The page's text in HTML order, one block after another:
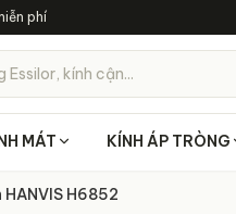
phí
kính cận...
MÁT KÍNH ÁP TRÒNG
HANVIS H6852